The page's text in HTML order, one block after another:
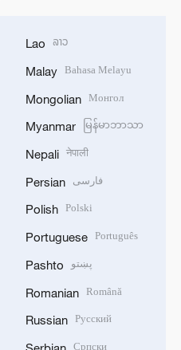
Lao ລາວ
Malay Bahasa Melayu
Mongolian Монгол
Myanmar မြန်မာဘာသာ
Nepali नेपाली
Persian فارسی
Polish Polski
Portuguese Português
Pashto پښتو
Romanian Română
Russian Русский
Српски